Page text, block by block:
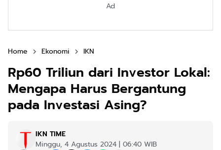
Ad
Home Ekonomi IKN
Rp60 Triliun dari Investor Lokal:
Mengapa Harus Bergantung
pada Investasi Asing?
IKN TIME
Minggu, 4 Agustus 2024 | 06:40 WIB